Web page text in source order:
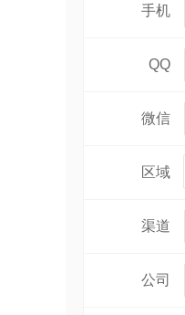
手机
QQ
微信
区域
渠道
公司